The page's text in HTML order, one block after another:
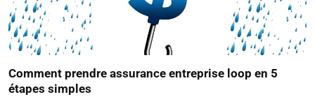
Comment prendre assurance entreprise loop en 5
étapes simples